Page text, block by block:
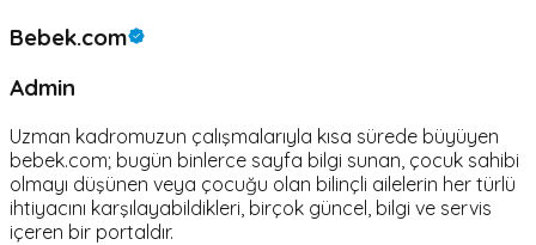
Bebek.com
Admin
Uzman kadromuzun çalışmalarıyla kısa sürede büyüyen
bebek.com; bugün binlerce sayfa bilgi sunan, çocuk sahibi
olmayı düşünen veya çocuğu olan bilinçli ailelerin her türlü
ihtiyacını karşılayabildikleri, birçok güncel, bilgi ve servis
içeren bir portaldır.